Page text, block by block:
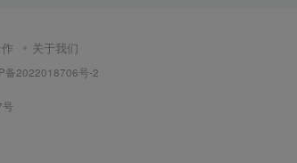
关于我们
备2022018706号-2